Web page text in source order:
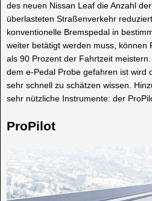
des neuen Nissan Leaf die Anzahl
überlasteten Straßenverkehr
konventionelle Bremspedal in
weiter betätigt werden muss, können
als 90 Prozent der Fahrtzeit
dem e-Pedal Probe gefahren ist wird
sehr schnell zu schätzen wissen.
sehr nützliche Instrumente: der
ProPilot